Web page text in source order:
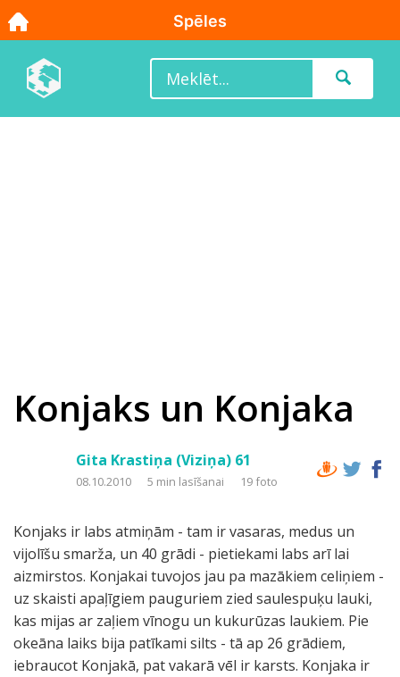
Konjaks un Konjaka
Gita Krastiņa (Viziņa) 61
08.10.2010 5 min lasīšanai 19 foto
Konjaks ir labs atmiņām - tam ir vasaras, medus un
vijolīšu smarža, un 40 grādi - pietiekami labs arī lai
aizmirstos. Konjakai tuvojos jau pa mazākiem celiņiem -
uz skaisti apaļīgiem pauguriem zied saulespuķu lauki,
kas mijas ar zaļiem vīnogu un kukurūzas laukiem. Pie
okeāna laiks bija patīkami silts - tā ap 26 grādiem,
iebraucot Konjakā, pat vakarā vēl ir karsts. Konjaka ir